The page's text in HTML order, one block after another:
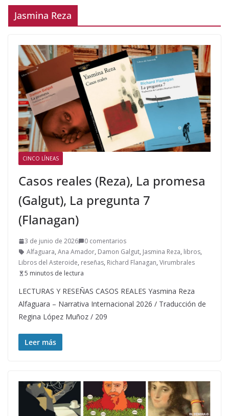
Jasmina Reza
CINCO LÍNEAS
Casos reales (Reza), La promesa
(Galgut), La pregunta 7
(Flanagan)
3 de junio de 2026
0 comentarios
Alfaguara, Ana Amador, Damon Galgut, Jasmina Reza, libros,
Libros del Asteroide, reseñas, Richard Flanagan, Virumbrales
5 minutos de lectura
LECTURAS Y RESEÑAS CASOS REALES Yasmina Reza
Alfaguara – Narrativa Internacional 2026 / Traducción de
Regina López Muñoz / 209
Leer más